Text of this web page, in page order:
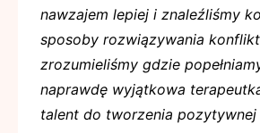
nawzajem lepiej i znaleźliśmy
sposoby rozwiązywania
zrozumieliśmy gdzie
naprawdę wyjątkowa
talent do tworzenia